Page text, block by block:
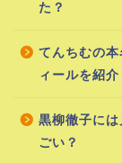
た？
てんちむの
ィールを紹介
黒柳徹子に
ごい？